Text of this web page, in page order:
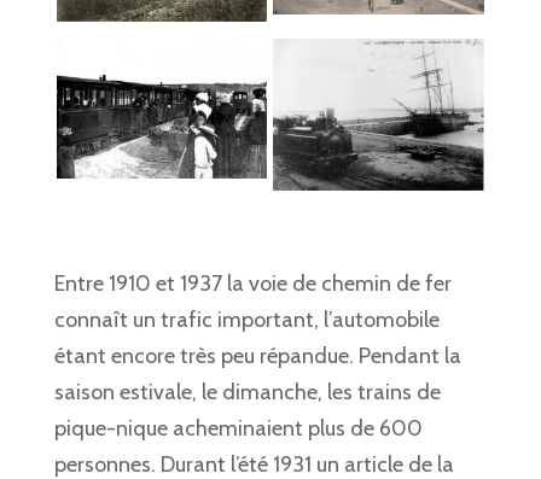
Entre 1910 et 1937 la voie de chemin de fer
connaît un trafic important, l’automobile
étant encore très peu répandue. Pendant la
saison estivale, le dimanche, les trains de
pique-nique acheminaient plus de 600
personnes. Durant l’été 1931 un article de la